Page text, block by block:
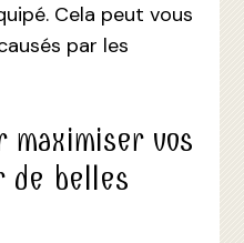
Cela peut vous
par les
maximiser vos
de belles